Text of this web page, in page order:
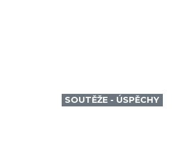
SOUTĚŽE - ÚSPĚCHY